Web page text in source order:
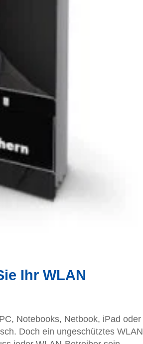
Ihr WLAN
Notebooks, Netbook, iPad oder
Doch ein ungeschütztes WLAN